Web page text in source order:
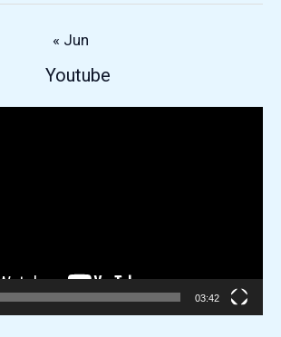
« Jun
Youtube
de
03:42